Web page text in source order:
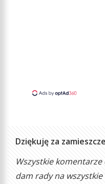
Dziękuję za
Wszystkie
dam rady na